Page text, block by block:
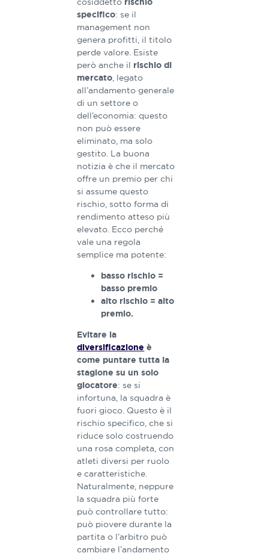
specifico: se il
management non
genera profitti, il titolo
perde valore. Esiste
però anche il rischio di
mercato , legato
all’andamento generale
di un settore o
dell’economia: questo
non può essere
eliminato, ma solo
gestito. La buona
notizia è che il mercato
offre un premio per chi
si assume questo
rischio, sotto forma di
rendimento atteso più
elevato. Ecco perché
vale una regola
semplice ma potente:
basso rischio =
basso premio
alto rischio = alto
premio.
Evitare la
diversificazione è
come puntare tutta la
stagione su un solo
giocatore: se si
infortuna, la squadra è
fuori gioco. Questo è il
rischio specifico, che si
riduce solo costruendo
una rosa completa, con
atleti diversi per ruolo
e caratteristiche.
Naturalmente, neppure
la squadra più forte
può controllare tutto:
può piovere durante la
partita o l’arbitro può
cambiare l’andamento